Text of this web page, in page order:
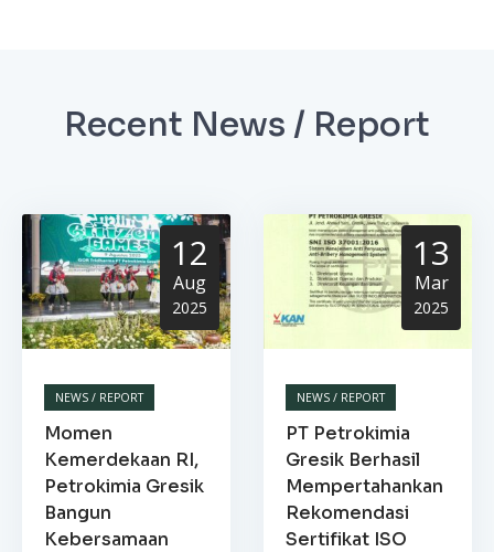
Recent News / Report
12
Aug
2025
NEWS / REPORT
Momen
Kemerdekaan RI,
Petrokimia Gresik
Bangun
Kebersamaan
13
Mar
2025
NEWS / REPORT
PT Petrokimia
Gresik Berhasil
Mempertahankan
Rekomendasi
Sertifikat ISO